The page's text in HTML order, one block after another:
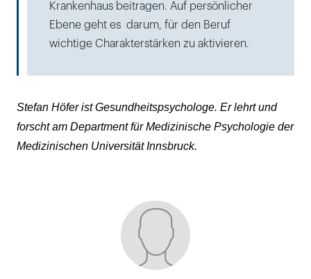
Krankenhaus beitragen. Auf persönlicher
Ebene geht es darum, für den Beruf
wichtige Charakterstärken zu aktivieren.
Stefan Höfer ist Gesundheitspsychologe. Er lehrt und
forscht am Department für Medizinische Psychologie der
Medizinischen Universität Innsbruck.